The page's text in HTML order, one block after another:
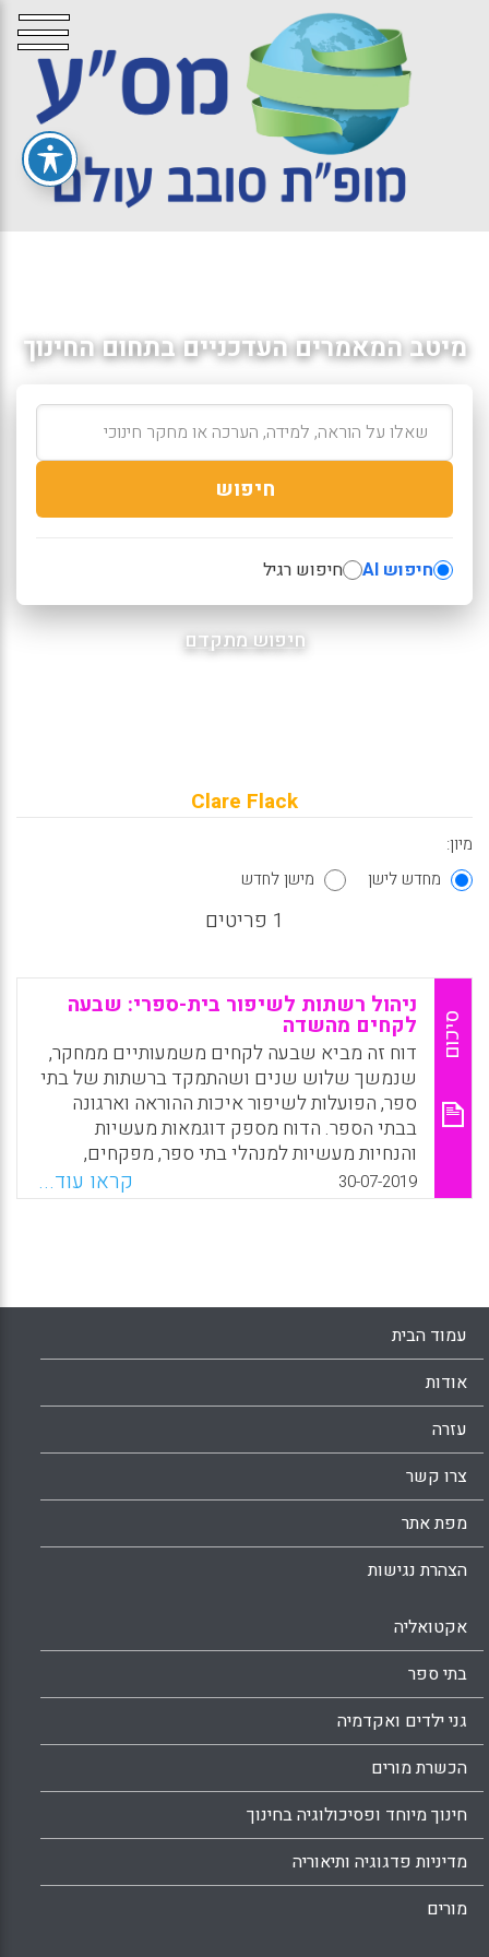
מיטב המאמרים העדכניים בתחום החינוך
חיפוש
חיפוש AI חיפוש רגיל
חיפוש מתקדם
Clare Flack
מיון:
מחדש לישן
מישן לחדש
1 פריטים
סיכום
ניהול רשתות לשיפור בית-ספרי: שבעה
לקחים מהשדה
דוח זה מביא שבעה לקחים משמעותיים ממחקר,
שנמשך שלוש שנים ושהתמקד ברשתות של בתי
ספר, הפועלות לשיפור איכות ההוראה וארגונה
בבתי הספר. הדוח מספק דוגמאות מעשיות
והנחיות מעשיות למנהלי בתי ספר, מפקחים,
ממונים וקובעי מדיניות בנוגע לארגון שירותי
החינוך ולקשר שבין בתי הספר.
30-07-2019 קראו עוד...
עמוד הבית
אודות
עזרה
צרו קשר
מפת אתר
הצהרת נגישות
אקטואליה
בתי ספר
גני ילדים ואקדמיה
הכשרת מורים
חינוך מיוחד ופסיכולוגיה בחינוך
מדיניות פדגוגיה ותיאוריה
מורים